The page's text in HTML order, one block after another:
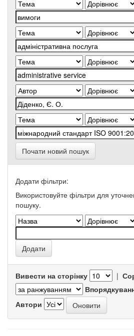
Почати новий пошук
Додати фільтри:
Використовуйте фільтри для
пошуку.
Вивести на сторінку |
Автори